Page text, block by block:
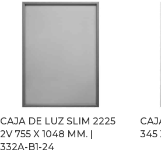
CAJA DE LUZ SLIM 2225
2V 755 X 1048 MM. |
332A-B1-24
345